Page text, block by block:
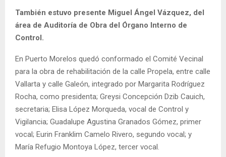
También estuvo presente Miguel Ángel Vázquez, del
área de Auditoría de Obra del Órgano Interno de
Control.
En Puerto Morelos quedó conformado el Comité Vecinal
para la obra de rehabilitación de la calle Propela, entre calle
Vallarta y calle Galeón, integrado por Margarita Rodríguez
Rocha, como presidenta; Greysi Concepción Dzib Cauich,
secretaria; Elisa López Morqueda, vocal de Control y
Vigilancia; Guadalupe Agustina Granados Gómez, primer
vocal; Eurin Franklim Camelo Rivero, segundo vocal; y
María Refugio Montoya López, tercer vocal.